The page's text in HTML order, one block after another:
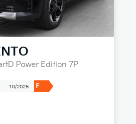
Power Edition 7P
10/2025 F